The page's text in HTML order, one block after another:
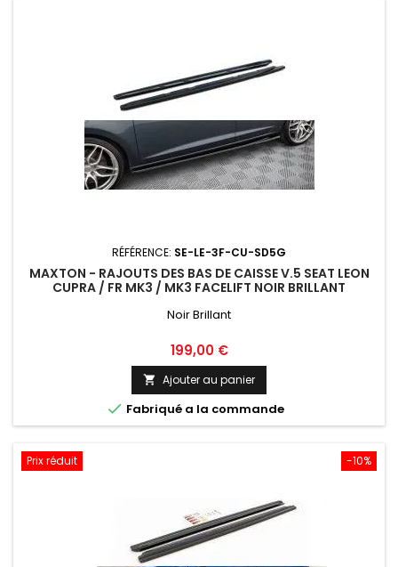
RÉFÉRENCE: SE-LE-3F-CU-SD5G
MAXTON - RAJOUTS DES BAS DE CAISSE V.5 SEAT LEON
CUPRA / FR MK3 / MK3 FACELIFT NOIR BRILLANT
Noir Brillant
Prix
199,00 €
 Ajouter au panier
 Fabriqué a la commande
-10%
Prix réduit